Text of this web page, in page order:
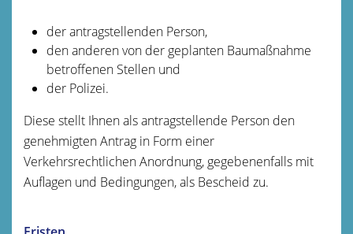
der antragstellenden Person,
den anderen von der geplanten Baumaßnahme
betroffenen Stellen und
der Polizei.
Diese stellt Ihnen als antragstellende Person den
genehmigten Antrag in Form einer
Verkehrsrechtlichen Anordnung, gegebenenfalls mit
Auflagen und Bedingungen, als Bescheid zu.